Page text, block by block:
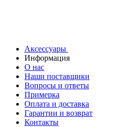
Аксессуары
Информация
О нас
Наши поставщики
Вопросы и ответы
Примерка
Оплата и доставка
Гарантии и возврат
Контакты